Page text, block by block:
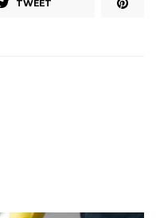
TWEET